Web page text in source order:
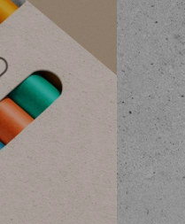
Onde
Ideias
Cadernos e